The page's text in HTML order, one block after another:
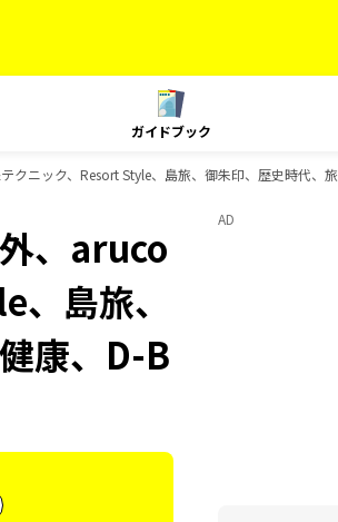
ガイドブック
ニック、Resort Style、島旅、御朱印、歴史時代、
、aruco
島旅、
康、D-B
AD